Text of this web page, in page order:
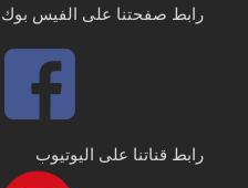
رابط صفحتنا على الفيس بوك
رابط قناتنا على اليوتيوب